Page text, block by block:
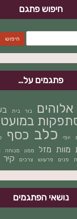
חיפוש פתגם
פתגמים על…
אלוהים בור בית
במועט
יופי כלב כסף
מוות מזל ממון מנוחה
פנים פרעוש צרכים קיר
נושאי הפתגמים